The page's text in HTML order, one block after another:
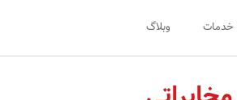
خدمات وبلاگ